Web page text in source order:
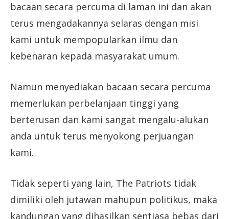
bacaan secara percuma di laman ini dan akan
terus mengadakannya selaras dengan misi
kami untuk mempopularkan ilmu dan
kebenaran kepada masyarakat umum.
Namun menyediakan bacaan secara percuma
memerlukan perbelanjaan tinggi yang
berterusan dan kami sangat mengalu-alukan
anda untuk terus menyokong perjuangan
kami.
Tidak seperti yang lain, The Patriots tidak
dimiliki oleh jutawan mahupun politikus, maka
kandungan yang dihasilkan sentiasa bebas dari